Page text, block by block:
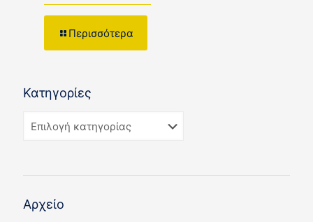
Περισσότερα
Κατηγορίες
Αρχείο